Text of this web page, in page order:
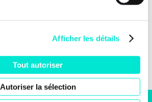
Afficher les détails
Tout autoriser
Autoriser la sélection